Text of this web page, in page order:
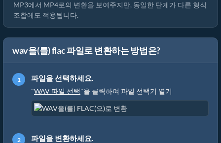
MP3에서 MP4로의 변환을 보여주지만, 동일한 단계가 다른 형식
조합에도 적용됩니다.
wav을(를) flac 파일로 변환하는 방법은?
파일을 선택하세요.
"WAV 파일 선택"을 클릭하여 파일 선택기 열기
파일을 변환하세요.